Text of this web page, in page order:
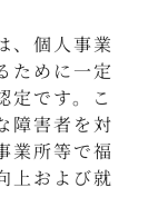
、個人事業
ために一定
定です。こ
障害者を対
業所等で福
上および就